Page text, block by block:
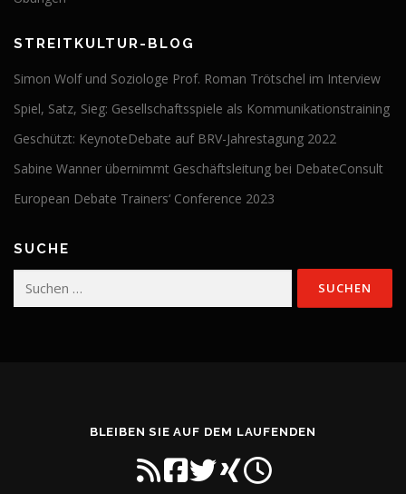
STREITKULTUR-BLOG
Simon Wolf und Soziologe Prof. Roman Trötschel im Interview
Spiel, Satz, Sieg: Gesellschaftsspiele als Kommunikationstraining
Geschützt: KeynoteDebate auf BRV-Jahrestagung 2022
Sabine Wanner übernimmt Geschäftsleitung bei DebateConsult
European Debate Trainers‘ Conference 2023
SUCHE
Suchen
BLEIBEN SIE AUF DEM LAUFENDEN